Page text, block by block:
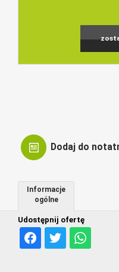
Dodaj do
Udostępnij ofertę
Informacje
ogólne